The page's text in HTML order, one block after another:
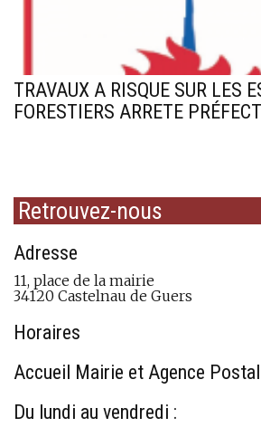
TRAVAUX A RISQUE SUR LES
FORESTIERS ARRETE
Retrouvez-nous
Adresse
11, place de la mairie
34120 Castelnau de Guers
Horaires
Accueil Mairie et Agence
Du lundi au vendredi :